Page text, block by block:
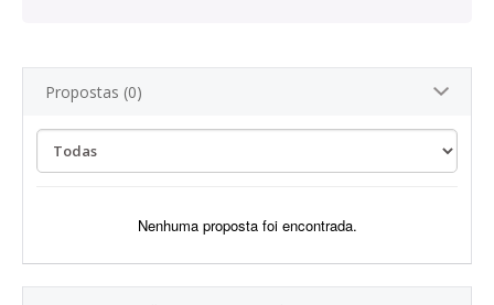
Propostas (0)
Nenhuma proposta foi encontrada.